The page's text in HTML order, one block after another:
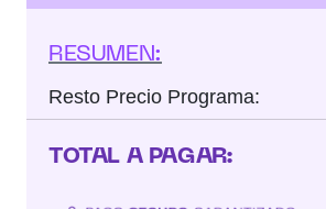
RESUMEN:
Resto Precio Programa:
TOTAL A PAGAR: